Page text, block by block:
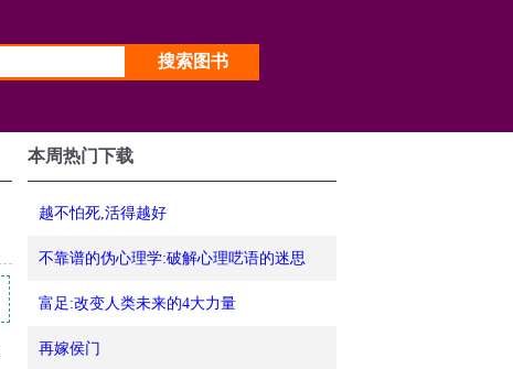
本周热门下载
越不怕死,活得越好
不靠谱的伪心理学:破解心理呓语的迷思
富足:改变人类未来的4大力量
再嫁侯门